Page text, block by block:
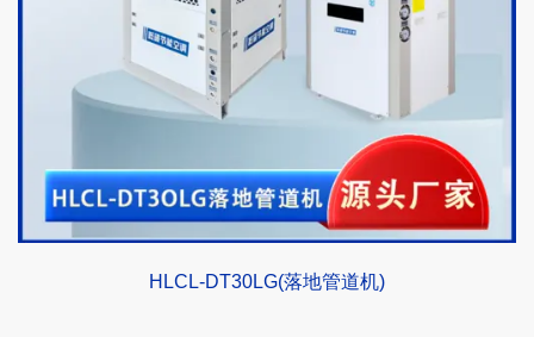
HLCL-DT30LG(落地管道机)